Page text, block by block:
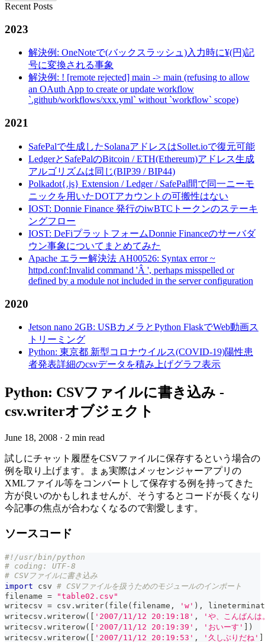
Recent Posts
2023
解決例: OneNoteで(バックスラッシュ)入力時に¥(円)記
号に変換される事象
解決例: ! [remote rejected] main -> main (refusing to allow
an OAuth App to create or update workflow
`.github/workflows/xxx.yml` without `workflow` scope)
2021
SafePalで生成したSolanaアドレスはSollet.ioで復元可能
LedgerとSafePalのBitcoin / ETH(Ethereum)アドレス生成
アルゴリズムは同じ(BIP39 / BIP44)
Polkadot{.js} Extension / Ledger / SafePal間で同一ニーモ
ニックを用いたDOTアカウントの可搬性はない
IOST: Donnie Finance 発行のiwBTCトークンのステーキ
ングフロー
IOST: DeFiプラットフォームDonnie Financeのサーバダ
ウン事象についてまとめてみた
Apache エラー解決法 AH00526: Syntax error ~
httpd.conf:Invalid command 'Â ', perhaps misspelled or
defined by a module not included in the server configuration
2020
Jetson nano 2GB: USBカメラとPython FlaskでWeb動画ス
トリーミング
Python: 東京都 新型コロナウイルス(COVID-19)陽性患
者発表詳細のcsvデータを積み上げグラフ表示
Python: CSVファイルに書き込み -
csv.writerオブジェクト
June 18, 2008 · 2 min read
試しにチャット履歴をCSVファイルに保存するという場合の
例を取り上げます。まぁ実際はメッセンジャーアプリの
XMLファイル等をコンバートして保存する例を持ってきた
方が良いのかもしれませんが、そうするとコードが長くなり
今記事の焦点が合わなくなるので割愛します。
ソースコード
#!/usr/bin/python
# coding: UTF-8
# CSVファイルに書き込み
import csv # CSVファイルを扱うためのモジュールのインポート
filename =
"table02.csv"
writecsv = csv . writer( file ( filename , 'w' ) ,
writecsv . writerow( [ '2007/11/12 20:19:18' ,
'や、こんばん
writecsv . writerow( [ '2007/11/12 20:19:39' , 'おいーす' ] )
writecsv . writerow( [ '2007/11/12 20:19:53' , '久しぶりだね' ]